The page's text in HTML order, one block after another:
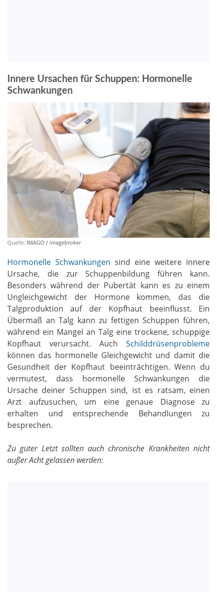
Innere Ursachen für Schuppen: Hormonelle
Schwankungen
Quelle: IMAGO / imagebroker
Hormonelle Schwankungen sind eine weitere innere
Ursache, die zur Schuppenbildung führen kann.
Besonders während der Pubertät kann es zu einem
Ungleichgewicht der Hormone kommen, das die
Talgproduktion auf der Kopfhaut beeinflusst. Ein
Übermaß an Talg kann zu fettigen Schuppen führen,
während ein Mangel an Talg eine trockene, schuppige
Kopfhaut verursacht. Auch Schilddrüsenprobleme
können das hormonelle Gleichgewicht und damit die
Gesundheit der Kopfhaut beeinträchtigen. Wenn du
vermutest, dass hormonelle Schwankungen die
Ursache deiner Schuppen sind, ist es ratsam, einen
Arzt aufzusuchen, um eine genaue Diagnose zu
erhalten und entsprechende Behandlungen zu
besprechen.
Zu guter Letzt sollten auch chronische Krankheiten nicht
außer Acht gelassen werden: